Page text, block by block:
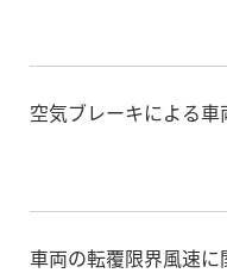
空気ブレーキによる
車両の転覆限界風速